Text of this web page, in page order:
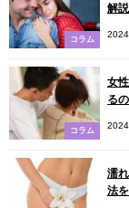
コラム
解説
コラム
女
る
濡
法